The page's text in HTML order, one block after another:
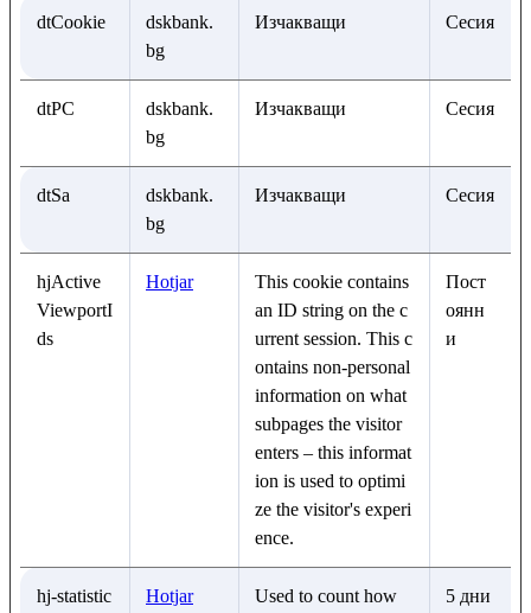
dtCookie
dskbank.
bg
Изчакващи Сесия
dtPC
dskbank.
bg
Изчакващи Сесия
dtSa
dskbank.
bg
Изчакващи Сесия
hjActive
ViewportI
ds
Hotjar
This cookie contains
an ID string on the c
urrent session. This c
ontains non-personal
information on what
subpages the visitor
enters – this informat
ion is used to optimi
ze the visitor's experi
ence.
Пост
оянн
и
hj-statistic
Hotjar
Used to count how
5 дни